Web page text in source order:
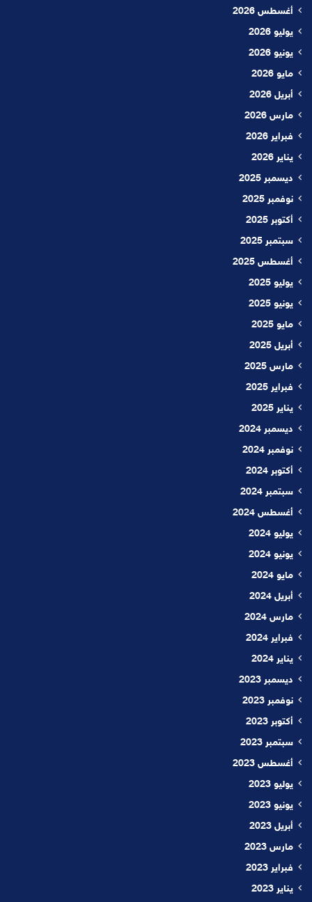
أغسطس 2026
يوليو 2026
يونيو 2026
مايو 2026
أبريل 2026
مارس 2026
فبراير 2026
يناير 2026
ديسمبر 2025
نوفمبر 2025
أكتوبر 2025
سبتمبر 2025
أغسطس 2025
يوليو 2025
يونيو 2025
مايو 2025
أبريل 2025
مارس 2025
فبراير 2025
يناير 2025
ديسمبر 2024
نوفمبر 2024
أكتوبر 2024
سبتمبر 2024
أغسطس 2024
يوليو 2024
يونيو 2024
مايو 2024
أبريل 2024
مارس 2024
فبراير 2024
يناير 2024
ديسمبر 2023
نوفمبر 2023
أكتوبر 2023
سبتمبر 2023
أغسطس 2023
يوليو 2023
يونيو 2023
أبريل 2023
مارس 2023
فبراير 2023
يناير 2023